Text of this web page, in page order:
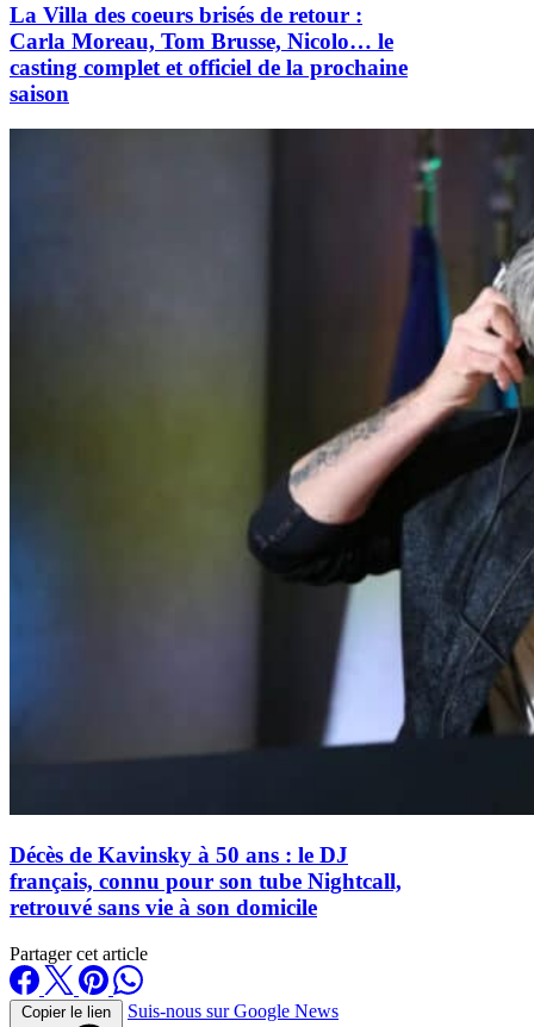
La Villa des coeurs brisés de retour :
Carla Moreau, Tom Brusse, Nicolo… le
casting complet et officiel de la prochaine
saison
Décès de Kavinsky à 50 ans : le DJ
français, connu pour son tube Nightcall,
retrouvé sans vie à son domicile
Partager cet article
Copier le lien Suis-nous sur Google News